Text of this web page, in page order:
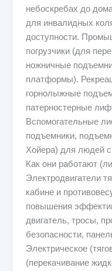
небоскребах до
для инвалидных
доступности.
погрузчики (для
ножничные
платформы).
горнолыжные
патерностерные
Вспомогательные
подъемники,
Хойера) для людей
Как они работают
Электродвигатели
кабине и
повышения
двигатель, тросы,
безопасности,
Электрическое
(перекачивание